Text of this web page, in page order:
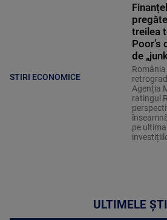
STIRI ECONOMICE
treilea
Poor’s
de
Agenția
ratingul
pe
ULTIMELE